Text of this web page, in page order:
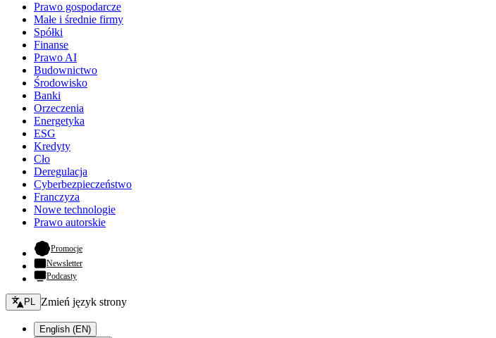
Prawo gospodarcze
Małe i średnie firmy
Spółki
Finanse
Prawo AI
Budownictwo
Środowisko
Banki
Orzeczenia
Energetyka
ESG
Kredyty
Cło
Deregulacja
Cyberbezpieczeństwo
Franczyza
Nowe technologie
Prawo autorskie
Promocje- otwiera się w nowej karcie
Newsletter
Podcasty
Zmień język - bieżący:
PL Zmień język strony
English (EN)